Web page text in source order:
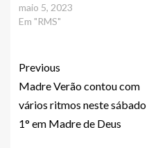
maio 5, 2023
Em "RMS"
Previous
Madre Verão contou com
vários ritmos neste sábado
1° em Madre de Deus